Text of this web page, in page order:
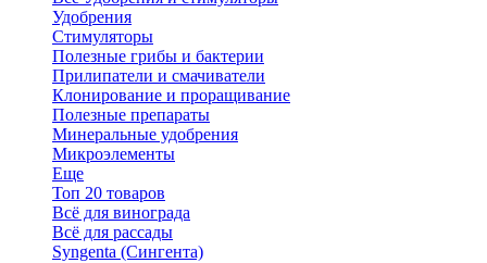
Удобрения
Стимуляторы
Полезные грибы и бактерии
Прилипатели и смачиватели
Клонирование и проращивание
Полезные препараты
Минеральные удобрения
Микроэлементы
Еще
Топ 20 товаров
Всё для винограда
Всё для рассады
Syngenta (Сингента)